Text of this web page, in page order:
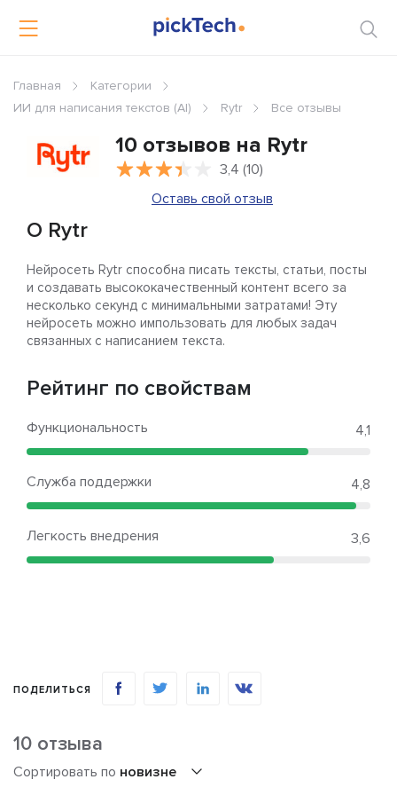
Главная
Категории
ИИ для написания текстов (AI)
Rytr Все отзывы
10 отзывов на Rytr
3,4 (10)
Оставь свой отзыв
О Rytr
Нейросеть Rytr способна писать тексты, статьи, посты
и создавать высококачественный контент всего за
несколько секунд с минимальными затратами! Эту
нейросеть можно импользовать для любых задач
связанных с написанием текста.
Рейтинг по свойствам
Функциональность 4,1
Служба поддержки 4,8
Легкость внедрения 3,6
ПОДЕЛИТЬСЯ
10 отзыва
Сортировать по новизне